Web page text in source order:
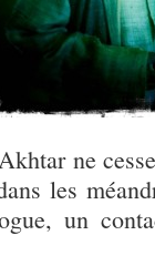
ne
les
un